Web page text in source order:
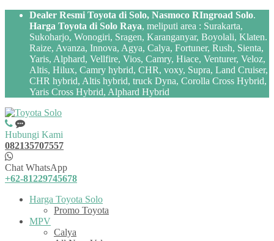
Dealer Resmi Toyota di Solo, Nasmoco RIngroad Solo.
Harga Toyota di Solo Raya, meliputi area : Surakarta,
Sukoharjo, Wonogiri, Sragen, Karanganyar, Boyolali, Klaten.
Raize, Avanza, Innova, Agya, Calya, Fortuner, Rush, Sienta,
Yaris, Alphard, Vellfire, Vios, Camry, Hiace, Venturer, Veloz,
Altis, Hilux, Camry hybrid, CHR, voxy, Supra, Land Cruiser,
CHR hybrid, Altis hybrid, truck Dyna, Corolla Cross Hybrid,
Yaris Cross Hybrid, Alphard Hybrid
Hubungi Kami
082135707557
Chat WhatsApp
+62-81229745678
Harga Toyota Solo
Promo Toyota
MPV
Calya